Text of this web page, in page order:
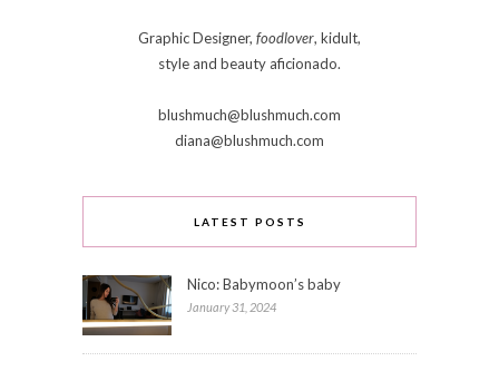
Graphic Designer, foodlover, kidult,
style and beauty aficionado.
blushmuch@blushmuch.com
diana@blushmuch.com
LATEST POSTS
Nico: Babymoon’s baby
January 31, 2024